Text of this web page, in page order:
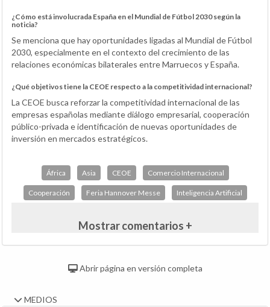
¿Cómo está involucrada España en el Mundial de Fútbol 2030 según la
noticia?
Se menciona que hay oportunidades ligadas al Mundial de Fútbol
2030, especialmente en el contexto del crecimiento de las
relaciones económicas bilaterales entre Marruecos y España.
¿Qué objetivos tiene la CEOE respecto a la competitividad internacional?
La CEOE busca reforzar la competitividad internacional de las
empresas españolas mediante diálogo empresarial, cooperación
público-privada e identificación de nuevas oportunidades de
inversión en mercados estratégicos.
África Asia CEOE Comercio Internacional
Cooperación Feria Hannover Messe Inteligencia Artificial
Mostrar comentarios +
Abrir página en versión completa
MEDIOS